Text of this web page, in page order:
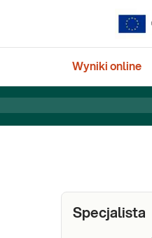
Wyniki online
Specjalista